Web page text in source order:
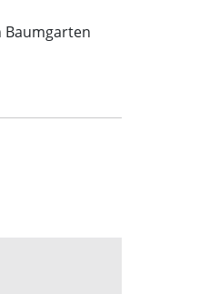
Baumgarten